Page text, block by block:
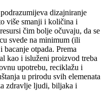
podrazumijeva dizajniranje
više smanji i količina i
čim bolje očuvaju, da se
svede na minimum (ili
otpada. Prema
kao i isluženi proizvod treba
upotrebu, reciklažu i
u prirodu svih elemenata
zdravlje ljudi, biljaka i